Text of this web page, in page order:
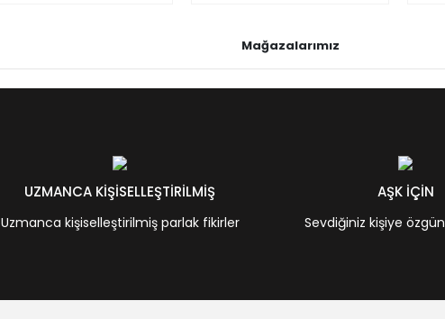
Mağazalarımız
UZMANCA KİŞİSELLEŞTİRİLMİŞ
Uzmanca kişiselleştirilmiş parlak fikirler
AŞK İÇİN
Sevdiğiniz kişiye